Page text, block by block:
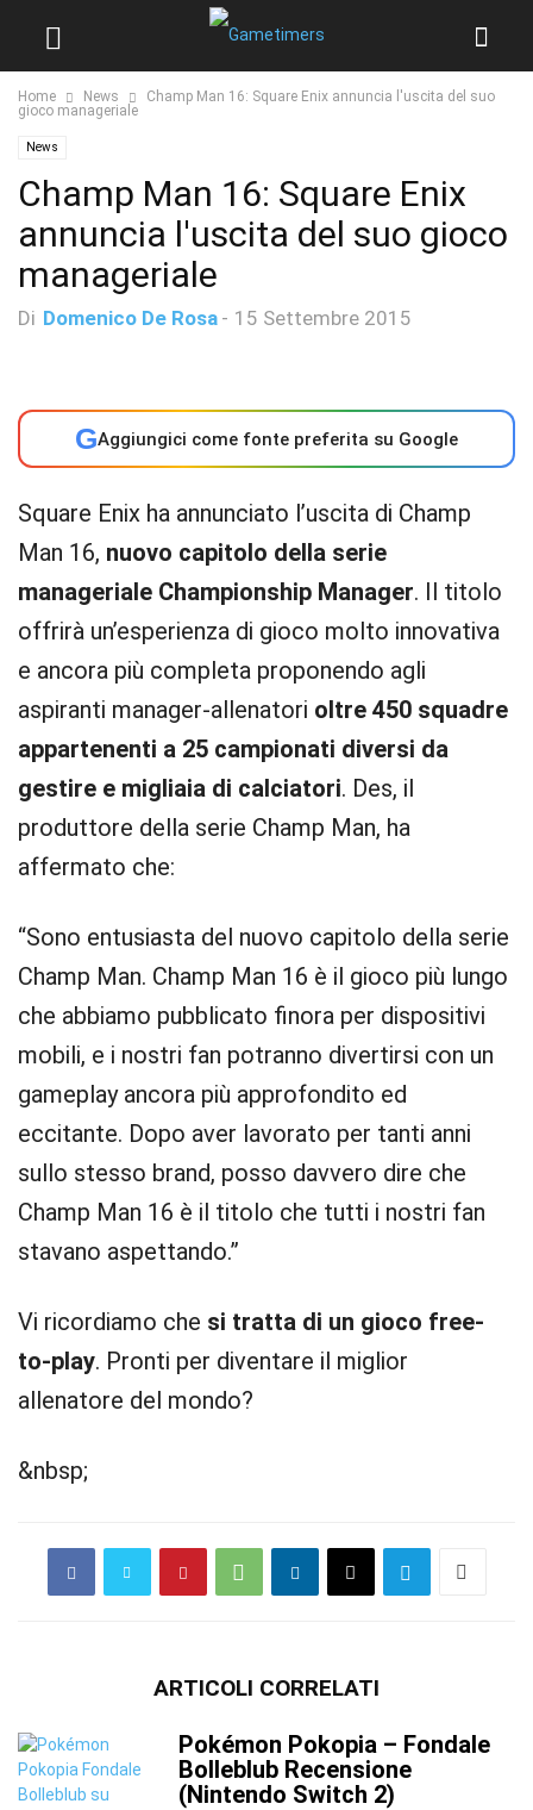
Home News
Champ Man 16: Square Enix annuncia l'uscita del suo
gioco manageriale
News
Champ Man 16: Square Enix
annuncia l'uscita del suo gioco
manageriale
Di Domenico De Rosa - 15 Settembre 2015
GAggiungici come fonte preferita su Google
Square Enix ha annunciato l’uscita di Champ
Man 16, nuovo capitolo della serie
manageriale Championship Manager. Il titolo
offrirà un’esperienza di gioco molto innovativa
e ancora più completa proponendo agli
aspiranti manager-allenatori oltre 450 squadre
appartenenti a 25 campionati diversi da
gestire e migliaia di calciatori. Des, il
produttore della serie Champ Man, ha
affermato che:
“Sono entusiasta del nuovo capitolo della serie
Champ Man. Champ Man 16 è il gioco più lungo
che abbiamo pubblicato finora per dispositivi
mobili, e i nostri fan potranno divertirsi con un
gameplay ancora più approfondito ed
eccitante. Dopo aver lavorato per tanti anni
sullo stesso brand, posso davvero dire che
Champ Man 16 è il titolo che tutti i nostri fan
stavano aspettando.”
Vi ricordiamo che si tratta di un gioco free-
to-play. Pronti per diventare il miglior
allenatore del mondo?
&nbsp;
ARTICOLI CORRELATI
Pokémon Pokopia – Fondale
Bolleblub Recensione
(Nintendo Switch 2)